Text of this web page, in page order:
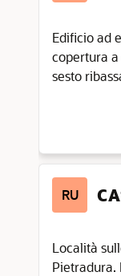
Edificio ad
copertura
sesto
RU
Località
Pietradura.